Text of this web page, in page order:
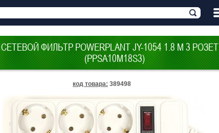
СЕТЕВОЙ ФИЛЬТР POWERPLANT JY-1054 1.8 М 3
(PPSA10M18S3)
код товара: 389498